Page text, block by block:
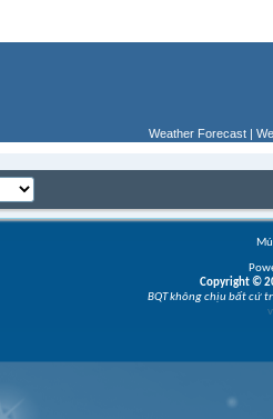
Weather Forecast |
Copyright ©
BQT không chịu bất cứ